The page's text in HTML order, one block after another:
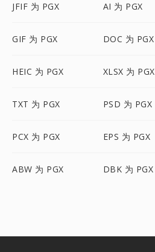
JFIF 为 PGX AI 为 PGX
GIF 为 PGX DOC 为 PGX
HEIC 为 PGX XLSX 为 PGX
TXT 为 PGX PSD 为 PGX
PCX 为 PGX EPS 为 PGX
ABW 为 PGX DBK 为 PGX